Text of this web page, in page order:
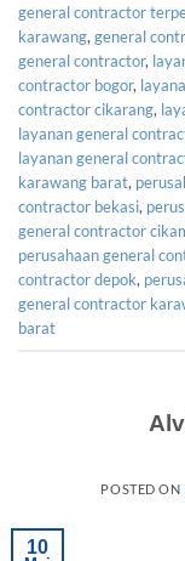
general contractor
karawang, general
general contractor,
contractor bogor,
contractor cikarang,
layanan general
layanan general
karawang barat,
contractor bekasi,
general contractor
perusahaan general
contractor depok,
general contractor
barat
POSTED ON
10